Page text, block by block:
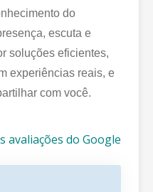
do
escuta e
soluções eficientes,
experiências reais, e
com você.
avaliações do Google